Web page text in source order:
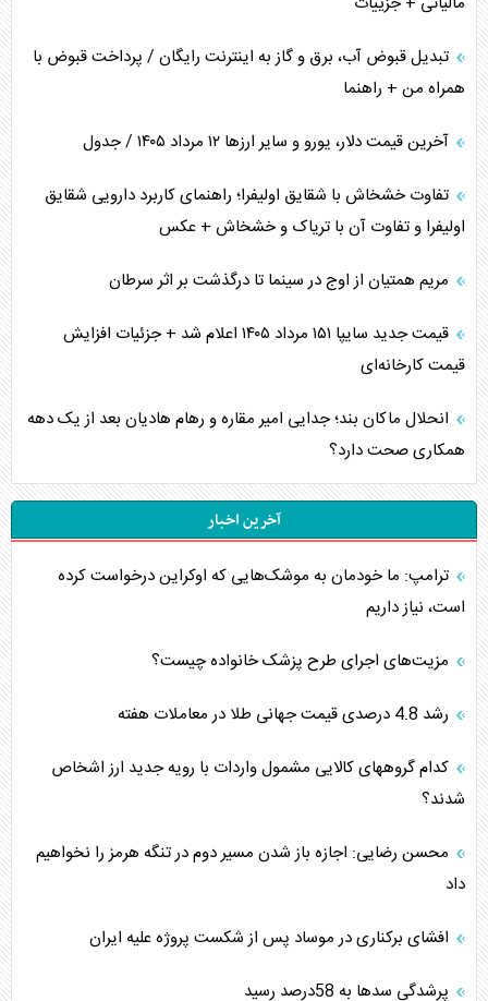
تبدیل قبوض آب، برق و گاز به اینترنت رایگان / پرداخت قبوض با
همراه من + راهنما
آخرین قیمت دلار، یورو و سایر ارز‌ها ۱۲ مرداد ۱۴۰۵ / جدول
تفاوت خشخاش با شقایق اولیفرا؛ راهنمای کاربرد دارویی شقایق
اولیفرا و تفاوت آن با تریاک و خشخاش + عکس
مریم همتیان از اوج در سینما تا درگذشت بر اثر سرطان
قیمت جدید سایپا ۱۵۱ مرداد ۱۴۰۵ اعلام شد + جزئیات افزایش
قیمت کارخانه‌ای
انحلال ماکان بند؛ جدایی امیر مقاره و رهام هادیان بعد از یک دهه
همکاری صحت دارد؟
آخرین اخبار
ترامپ: ما خودمان به موشک‌هایی که اوکراین درخواست کرده
است، نیاز داریم
مزیت‌های اجرای طرح پزشک خانواده چیست؟
رشد 4.8 درصدی قیمت جهانی طلا در معاملات هفته
کدام گروههای کالایی مشمول واردات با رویه جدید ارز اشخاص
شدند؟
محسن رضایی: اجازه باز شدن مسیر دوم در تنگه هرمز را نخواهیم
داد
افشای برکناری در موساد پس از شکست پروژه علیه ایران
پرشدگی سدها به 58درصد رسید